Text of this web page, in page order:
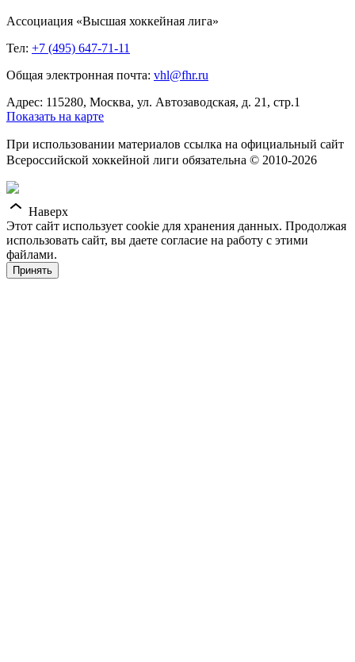
Ассоциация «Высшая хоккейная лига»
Тел: +7 (495) 647-71-11
Общая электронная почта: vhl@fhr.ru
Адрес: 115280, Москва, ул. Автозаводская, д. 21, стр.1
Показать на карте
При использовании материалов ссылка на официальный сайт
Всероссийской хоккейной лиги обязательна © 2010-2026
Наверх
Этот сайт использует cookie для хранения данных. Продолжая
использовать сайт, вы даете согласие на работу с этими
файлами.
Принять